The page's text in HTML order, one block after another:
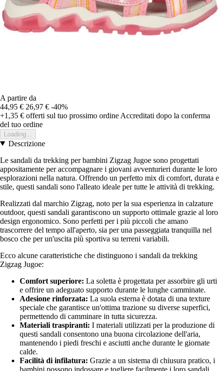
A partire da
44,95 € 26,97 € -40%
+1,35 € offerti sul tuo prossimo ordine Accreditati dopo la conferma
del tuo ordine
Loading...
Descrizione
Le sandali da trekking per bambini Zigzag Jugoe sono progettati
appositamente per accompagnare i giovani avventurieri durante le loro
esplorazioni nella natura. Offrendo un perfetto mix di comfort, durata e
stile, questi sandali sono l'alleato ideale per tutte le attività di trekking.
Realizzati dal marchio Zigzag, noto per la sua esperienza in calzature
outdoor, questi sandali garantiscono un supporto ottimale grazie al loro
design ergonomico. Sono perfetti per i più piccoli che amano
trascorrere del tempo all'aperto, sia per una passeggiata tranquilla nel
bosco che per un'uscita più sportiva su terreni variabili.
Ecco alcune caratteristiche che distinguono i sandali da trekking
Zigzag Jugoe:
Comfort superiore: La soletta è progettata per assorbire gli urti
e offrire un adeguato supporto durante le lunghe camminate.
Adesione rinforzata: La suola esterna è dotata di una texture
speciale che garantisce un'ottima trazione su diverse superfici,
permettendo di camminare in tutta sicurezza.
Materiali traspiranti: I materiali utilizzati per la produzione di
questi sandali consentono una buona circolazione dell'aria,
mantenendo i piedi freschi e asciutti anche durante le giornate
calde.
Facilità di infilatura: Grazie a un sistema di chiusura pratico, i
bambini possono indossare e togliere facilmente i loro sandali,